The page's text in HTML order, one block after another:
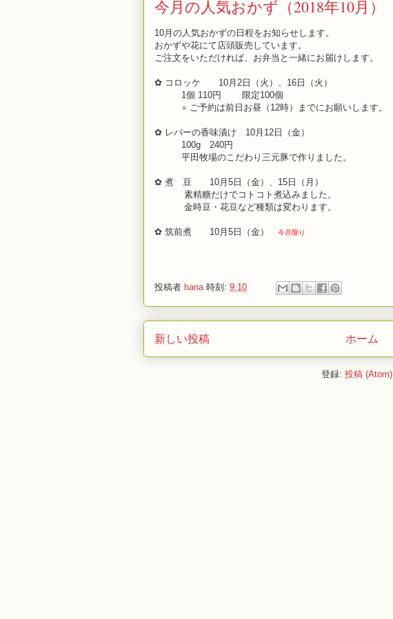
今月の人気おかず（2018年10月）
10月の人気おかずの日程をお知らせします。
おかずや花にて店頭販売しています。
ご注文をいただければ、お弁当と一緒にお届けします。
✿ コロッケ 10月2日（火）、16日（火）
1個 110円 限定100個
※ ご予約は前日お昼（12時）までにお願いします。
✿ レバーの香味漬け 10月12日（金）
100g 240円
平田牧場のこだわり三元豚で作りました。
✿ 煮 豆 10月5日（金）、15日（月）
素精糖だけでコトコト煮込みました。
金時豆・花豆など種類は変わります。
✿ 筑前煮 10月5日（金） 今月限り
投稿者 hana 時刻: 9:10
新しい投稿 ホーム
登録: 投稿 (Atom)